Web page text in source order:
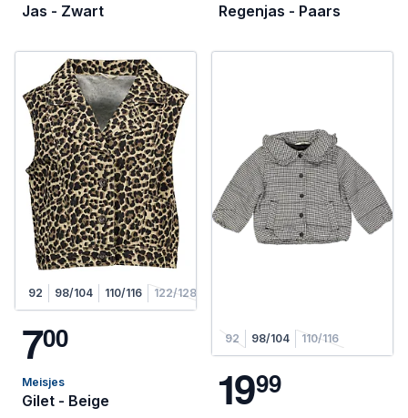
Jas - Zwart Regenjas - Paars
92 98/104 110/116 122/128
700
Meisjes
Gilet - Beige
92 98/104 110/116
1999